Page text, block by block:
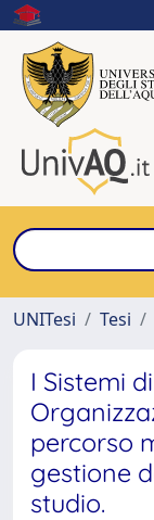
UNITesi
Tesi
I Sistemi
percorso
gestione
studio.